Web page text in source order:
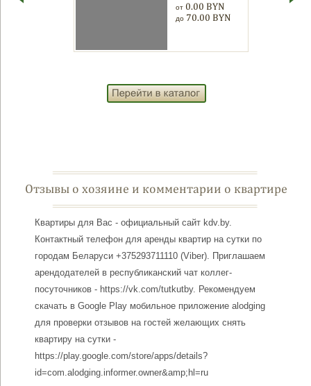
60.00 BYN от 0.00 BYN
до 70.00 BYN
Отзывы о хозяине и комментарии о квартире
Квартиры для Вас - официальный сайт kdv.by.
Контактный телефон для аренды квартир на сутки по
городам Беларуси +375293711110 (Viber). Приглашаем
арендодателей в республиканский чат коллег-
посуточников - https://vk.com/tutkutby. Рекомендуем
скачать в Google Play мобильное приложение alodging
для проверки отзывов на гостей желающих снять
квартиру на сутки -
https://play.google.com/store/apps/details?
id=com.alodging.informer.owner&amp;hl=ru